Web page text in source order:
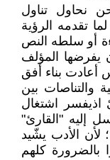
نحاول تناول
تقدمه الرؤية
أو سلطه النص
يفرضها المؤلف
بناء أفق
والتناصات بين
اذيفسر اشتغال
إليه "القارئ"
لأن الأدب يشّيد
بالضرورة كلهم